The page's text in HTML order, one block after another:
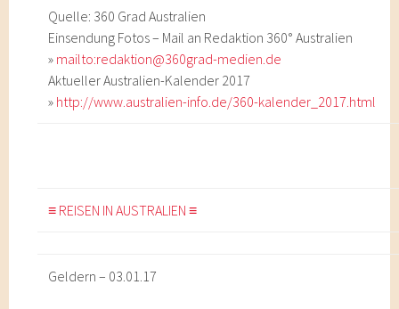
Quelle: 360 Grad Australien
Einsendung Fotos – Mail an Redaktion 360° Australien
» mailto:redaktion@360grad-medien.de
Aktueller Australien-Kalender 2017
» http://www.australien-info.de/360-kalender_2017.html
≡ REISEN IN AUSTRALIEN ≡
Geldern – 03.01.17